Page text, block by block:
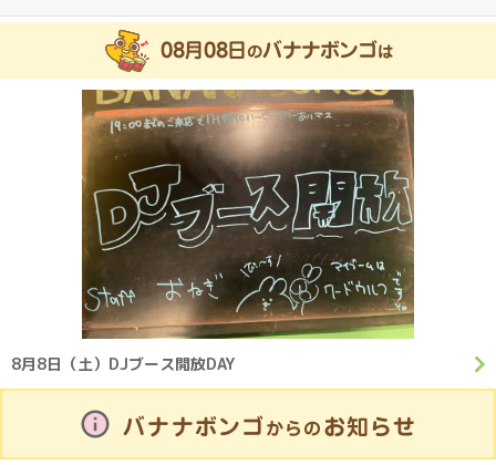
08月08日 のバナナボンゴ は
8月8日（土）DJブース開放DAY
バナナボンゴ からの お知らせ